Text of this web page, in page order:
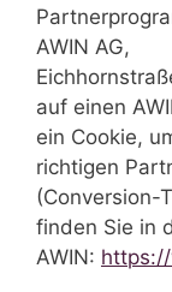
AWIN AG,
auf einen
ein Cookie,
richtigen
(Conversion-
finden Sie in
AWIN: